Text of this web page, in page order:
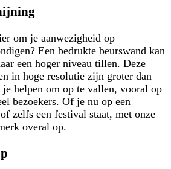
om je aanwezigheid op
Een bedrukte beurswand kan
een hoger niveau tillen. Deze
in hoge resolutie zijn groter dan
je helpen om op te vallen, vooral op
bezoekers. Of je nu op een
zelfs een festival staat, met onze
overal op.